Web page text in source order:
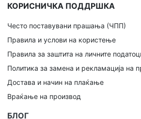
КОРИСНИЧКА ПОДДРШКА
Често поставувани прашања (ЧПП)
Правила и услови на користење
Правила за заштита на личните
Политика за замена и рекламација на
Достава и начин на плаќање
Враќање на производ
БЛОГ